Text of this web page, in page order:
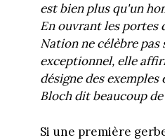
est bien plus qu'un
En ouvrant les portes
Nation ne célèbre
exceptionnel, elle
désigne des
Bloch dit beaucoup de
Si une première